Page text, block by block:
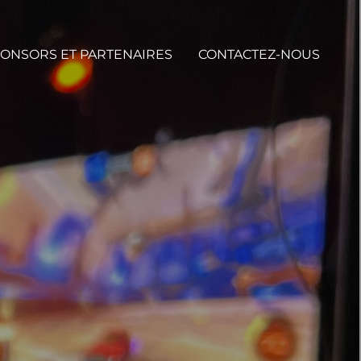
ET PARTENAIRES CONTACTEZ-NOUS